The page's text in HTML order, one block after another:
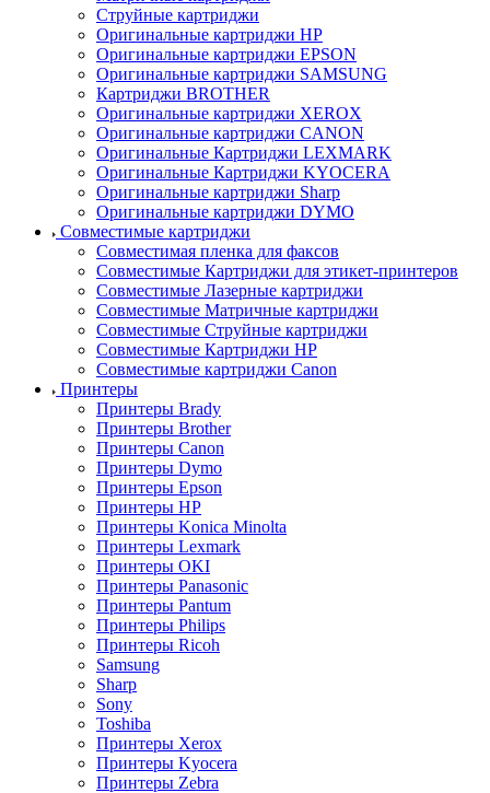
Струйные картриджи
Оригинальные картриджи HP
Оригинальные картриджи EPSON
Оригинальные картриджи SAMSUNG
Картриджи BROTHER
Оригинальные картриджи XEROX
Оригинальные картриджи CANON
Оригинальные Картриджи LEXMARK
Оригинальные Картриджи KYOCERA
Оригинальные картриджи Sharp
Оригинальные картриджи DYMO
Совместимые картриджи
Совместимая пленка для факсов
Совместимые Картриджи для этикет-принтеров
Совместимые Лазерные картриджи
Совместимые Матричные картриджи
Совместимые Струйные картриджи
Совместимые Картриджи HP
Совместимые картриджи Canon
Принтеры
Принтеры Brady
Принтеры Brother
Принтеры Canon
Принтеры Dymo
Принтеры Epson
Принтеры HP
Принтеры Konica Minolta
Принтеры Lexmark
Принтеры OKI
Принтеры Panasonic
Принтеры Pantum
Принтеры Philips
Принтеры Ricoh
Samsung
Sharp
Sony
Toshiba
Принтеры Xerox
Принтеры Kyocera
Принтеры Zebra